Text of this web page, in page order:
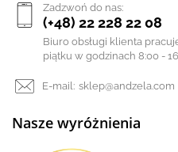
Zadzwoń do nas:
(+48) 22 228 22 08
Biuro obsługi klienta
piątku w godzinach 8:00 -
E-mail: sklep@andzela.com
Nasze wyróżnienia